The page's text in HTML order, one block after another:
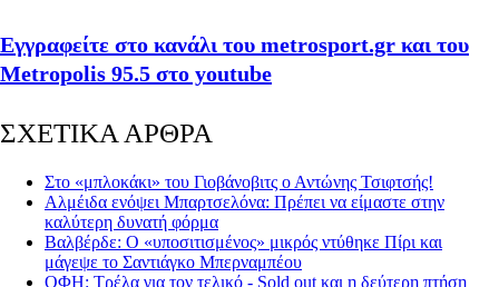
Εγγραφείτε στο κανάλι του metrosport.gr και του
Metropolis 95.5 στο youtube
ΣΧΕΤΙΚΑ ΑΡΘΡΑ
Στο «μπλοκάκι» του Γιοβάνοβιτς ο Αντώνης Τσιφτσής!
Αλμέιδα ενόψει Μπαρτσελόνα: Πρέπει να είμαστε στην
καλύτερη δυνατή φόρμα
Βαλβέρδε: O «υποσιτισμένος» μικρός ντύθηκε Πίρι και
μάγεψε το Σαντιάγκο Μπερναμπέου
ΟΦΗ: Τρέλα για τον τελικό - Sold out και η δεύτερη πτήση